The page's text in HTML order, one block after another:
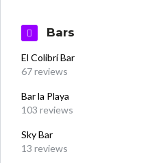
Bars
El Colibrí Bar
67 reviews
Bar la Playa
103 reviews
Sky Bar
13 reviews